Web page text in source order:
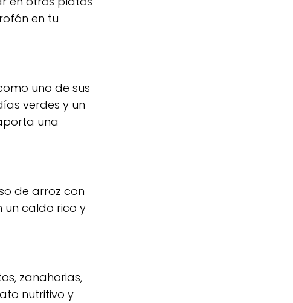
en tu
uno de sus
verdes y un
una
de arroz con
un caldo rico y
zanahorias,
nutritivo y